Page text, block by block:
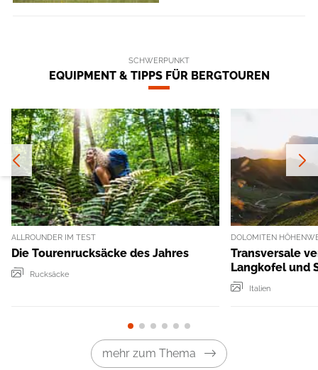
SCHWERPUNKT
EQUIPMENT & TIPPS FÜR BERGTOUREN
ALLROUNDER IM TEST
Die Tourenrucksäcke des Jahres
Rucksäcke
DOLOMITEN
Transversale
Langkofel und
Italien
mehr zum Thema